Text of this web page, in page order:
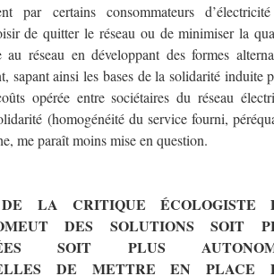
par certains consommateurs
de quitter le réseau ou de minimiser la
au réseau en développant des formes
sapant ainsi les bases de la solidarité induite
opérée entre sociétaires du réseau
(homogénéité du service fourni,
me paraît moins mise en question.
LA CRITIQUE ÉCOLOGISTE
DES SOLUTIONS SOIT
SOIT PLUS
ELLES DE METTRE EN PLACE